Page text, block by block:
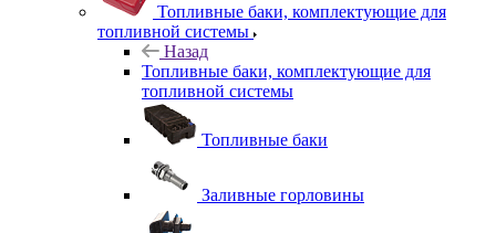
Топливные баки, комплектующие для
топливной системы
Назад
Топливные баки, комплектующие для
топливной системы
Топливные баки
Заливные горловины